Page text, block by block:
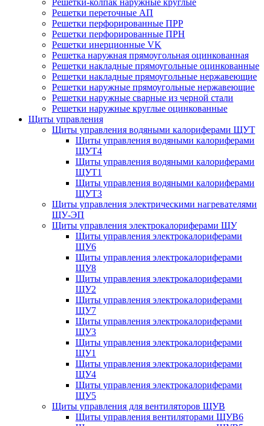
Решетки переточные АП
Решетки перфорированные ПРР
Решетки перфорированные ПРН
Решетки инерционные VK
Решетка наружная прямоугольная оцинкованная
Решетки накладные прямоугольные оцинкованные
Решетки накладные прямоугольные нержавеющие
Решетки наружные прямоугольные нержавеющие
Решетки наружные сварные из черной стали
Решетки наружные круглые оцинкованные
Щиты управления
Щиты управления водяными калориферами ЩУТ
Щиты управления водяными калориферами
ЩУТ4
Щиты управления водяными калориферами
ЩУТ1
Щиты управления водяными калориферами
ЩУТ3
Щиты управления электрическими нагревателями
ЩУ-ЭП
Щиты управления электрокалориферами ЩУ
Щиты управления электрокалориферами
ЩУ6
Щиты управления электрокалориферами
ЩУ8
Щиты управления электрокалориферами
ЩУ2
Щиты управления электрокалориферами
ЩУ7
Щиты управления электрокалориферами
ЩУ3
Щиты управления электрокалориферами
ЩУ1
Щиты управления электрокалориферами
ЩУ4
Щиты управления электрокалориферами
ЩУ5
Щиты управления для вентиляторов ЩУВ
Щиты управления вентиляторами ЩУВ6